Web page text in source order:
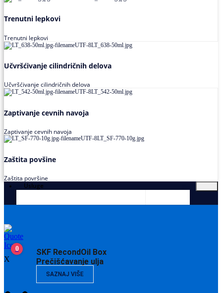
Trenutni lepkovi
Trenutni lepkovi
Učvršćivanje cilindričnih delova
Učvršćivanje cilindričnih delova
Zaptivanje cevnih navoja
Zaptivanje cevnih navoja
Zaštita povšine
Zaštita površine
Usluge
SKF RecondOil Box
Prečišćavanje ulja
SAZNAJ VIŠE
0
X